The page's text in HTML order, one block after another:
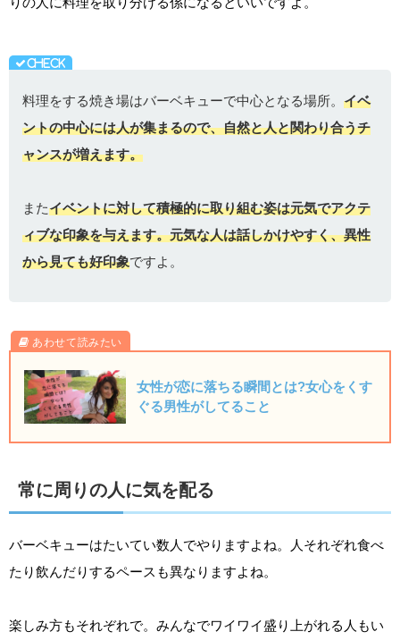
料理をする焼き場はバーベキューで中心となる場所。 イベ
ントの中心には人が集まるので、自然と人と関わり合うチ
ャンスが増えます。
またイベントに対して積極的に取り組む姿は元気でアクテ
ィブな印象を与えます。元気な人は話しかけやすく、異性
から見ても好印象ですよ。
女性が恋に落ちる瞬間とは?女心をくす
ぐる男性がしてること
常に周りの人に気を配る
バーベキューはたいてい数人でやりますよね。人それぞれ食べ
たり飲んだりするペースも異なりますよね。
楽しみ方もそれぞれで。みんなでワイワイ盛り上がれる人もい